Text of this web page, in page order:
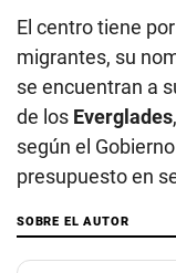
El centro tiene
migrantes, su
se encuentran a
de los Everglades
según el
presupuesto en
SOBRE EL AUTOR